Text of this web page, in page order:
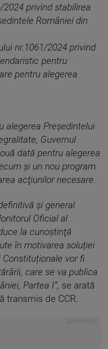
2024 privind stabilirea
României din
nr.1061/2024 privind
pentru
pentru alegerea
alegerea Președintelui
Guvernul
dată pentru alegerea
și un nou program
acţiunilor necesare.
și general
Oficial al
la cunoştinţă
în motivarea soluției
vor fi
care se va publica
Partea I”, se arată
transmis de CCR.